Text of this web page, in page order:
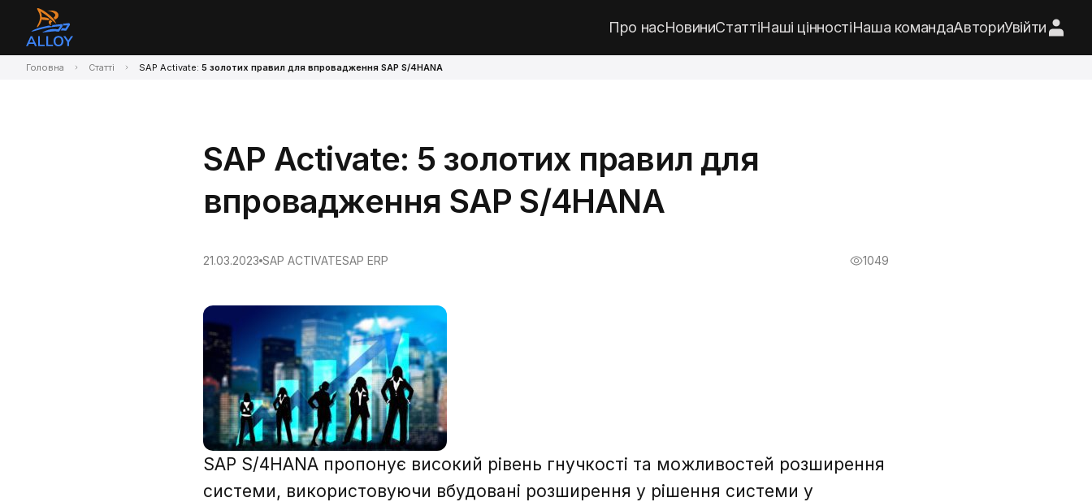
Про насНовиниСтаттіНаші цінностіНаша командаАвториУвійти
Головна Статті SAP Activate: 5 золотих правил для впровадження SAP S/4HANA
SAP Activate: 5 золотих правил для
впровадження SAP S/4HANA
21.03.2023 SAP ACTIVATESAP ERP 1049
SAP S/4HANA пропонує високий рівень гнучкості та можливостей розширення
системи, використовуючи вбудовані розширення у рішення системи у